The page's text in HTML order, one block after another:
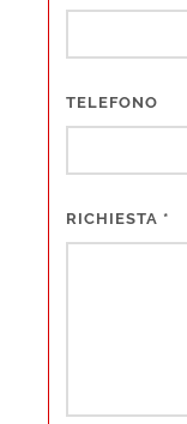
TELEFONO
RICHIESTA *